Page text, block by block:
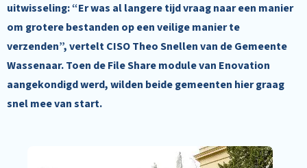
uitwisseling: “Er was al langere tijd vraag naar een manier
om grotere bestanden op een veilige manier te
verzenden”, vertelt CISO Theo Snellen van de Gemeente
Wassenaar. Toen de File Share module van Enovation
aangekondigd werd, wilden beide gemeenten hier graag
snel mee van start.